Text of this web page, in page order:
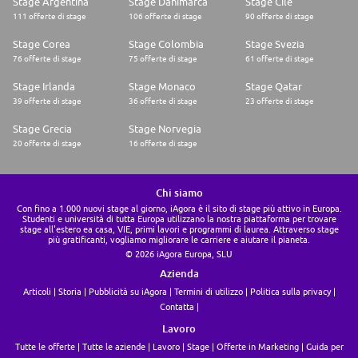
mejor a nuestros clientes y comunidades
111 offerte di stage 106 offerte di stage 90 offerte di stage
Stage Corea
76 offerte di stage
Stage Colombia
75 offerte di stage
Stage Svezia
61 offerte di stage
Stage Irlanda
39 offerte di stage
Stage Monaco
36 offerte di stage
Stage Qatar
23 offerte di stage
Stage Grecia
20 offerte di stage
Stage Norvegia
16 offerte di stage
Chi siamo
Con fino a 1.000 nuovi stage al giorno, iAgora è il sito di stage più attivo in Europa.
Studenti e università di tutta Europa utilizzano la nostra piattaforma per trovare
stage all'estero ea casa, VIE, primi lavori e programmi di laurea. Attraverso stage
più gratificanti, vogliamo migliorare le carriere e aiutare il pianeta.
© 2026 iAgora Europa, SLU
Azienda
Articoli Storia Pubblicità su iAgora Termini di utilizzo
Politica sulla privacy
Contatta
Lavoro
Tutte le offerte Tutte le aziende Lavoro Stage Offerte in Marketing
Guida per